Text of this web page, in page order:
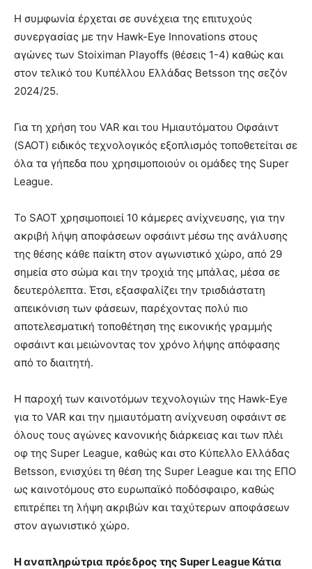
Η συμφωνία έρχεται σε συνέχεια της επιτυχούς
συνεργασίας με την Hawk-Eye Innovations στους
αγώνες των Stoiximan Playoffs (θέσεις 1-4) καθώς και
στον τελικό του Κυπέλλου Ελλάδας Betsson της σεζόν
2024/25.
Για τη χρήση του VAR και του Ημιαυτόματου Οφσάιντ
(SAOT) ειδικός τεχνολογικός εξοπλισμός τοποθετείται σε
όλα τα γήπεδα που χρησιμοποιούν οι ομάδες της Super
League.
Το SAOT χρησιμοποιεί 10 κάμερες ανίχνευσης, για τηv
ακριβή λήψη αποφάσεων οφσάιντ μέσω της ανάλυσης
της θέσης κάθε παίκτη στον αγωνιστικό χώρο, από 29
σημεία στο σώμα και την τροχιά της μπάλας, μέσα σε
δευτερόλεπτα. Έτσι, εξασφαλίζει την τρισδιάστατη
απεικόνιση των φάσεων, παρέχοντας πολύ πιο
αποτελεσματική τοποθέτηση της εικονικής γραμμής
οφσάιντ και μειώνοντας τον χρόνο λήψης απόφασης
από το διαιτητή.
H παροχή των καινοτόμων τεχνολογιών της Hawk-Eye
για το VAR και την ημιαυτόματη ανίχνευση οφσάιντ σε
όλους τους αγώνες κανονικής διάρκειας και των πλέι
οφ της Super League, καθώς και στο Κύπελλο Ελλάδας
Betsson, ενισχύει τη θέση της Super League και της ΕΠΟ
ως καινοτόμους στο ευρωπαϊκό ποδόσφαιρο, καθώς
επιτρέπει τη λήψη ακριβών και ταχύτερων αποφάσεων
στον αγωνιστικό χώρο.
Η αναπληρώτρια πρόεδρος της Super League Κάτια